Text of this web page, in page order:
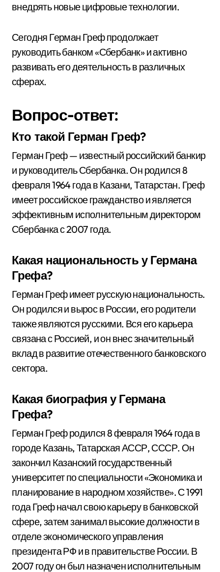
внедрять новые цифровые технологии.
Сегодня Герман Греф продолжает
руководить банком «Сбербанк» и активно
развивать его деятельность в различных
сферах.
Вопрос-ответ:
Кто такой Герман Греф?
Герман Греф — известный российский банкир
и руководитель Сбербанка. Он родился 8
февраля 1964 года в Казани, Татарстан. Греф
имеет российское гражданство и является
эффективным исполнительным директором
Сбербанка с 2007 года.
Какая национальность у Германа
Грефа?
Герман Греф имеет русскую национальность.
Он родился и вырос в России, его родители
также являются русскими. Вся его карьера
связана с Россией, и он внес значительный
вклад в развитие отечественного банковского
сектора.
Какая биография у Германа
Грефа?
Герман Греф родился 8 февраля 1964 года в
городе Казань, Татарская АССР, СССР. Он
закончил Казанский государственный
университет по специальности «Экономика и
планирование в народном хозяйстве». С 1991
года Греф начал свою карьеру в банковской
сфере, затем занимал высокие должности в
отделе экономического управления
президента РФ и в правительстве России. В
2007 году он был назначен исполнительным